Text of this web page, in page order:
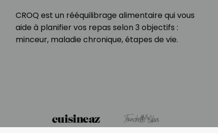
CROQ est un rééquilibrage alimentaire qui vous
aide à planifier vos repas selon 3 objectifs :
minceur, maladie chronique, étapes de vie.